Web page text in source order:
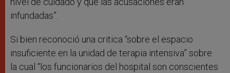
infundadas”.
Si bien reconoció una critica “sobre el espacio
insuficiente en la unidad de terapia intensiva” sobre
la cual “los funcionarios del hospital son conscientes